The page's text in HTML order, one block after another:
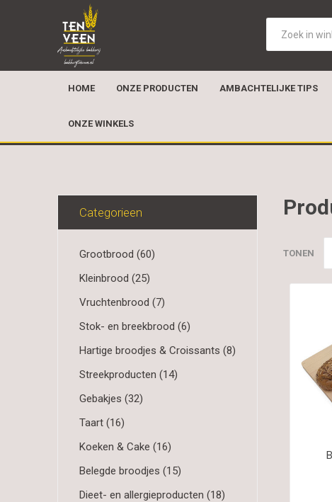
HOME ONZE PRODUCTEN AMBACHTELIJKE TIPS
ONZE WINKELS
TONEN
Categorieen
Grootbrood (60)
Kleinbrood (25)
Vruchtenbrood (7)
Stok- en breekbrood (6)
Hartige broodjes & Croissants (8)
Streekproducten (14)
Gebakjes (32)
Taart (16)
Koeken & Cake (16)
Belegde broodjes (15)
Dieet- en allergieproducten (18)